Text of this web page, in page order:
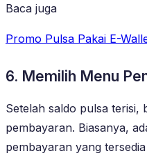
Baca juga
Promo Pulsa Pakai E-
6. Memilih Menu
Setelah saldo pulsa terisi,
pembayaran. Biasanya,
pembayaran yang